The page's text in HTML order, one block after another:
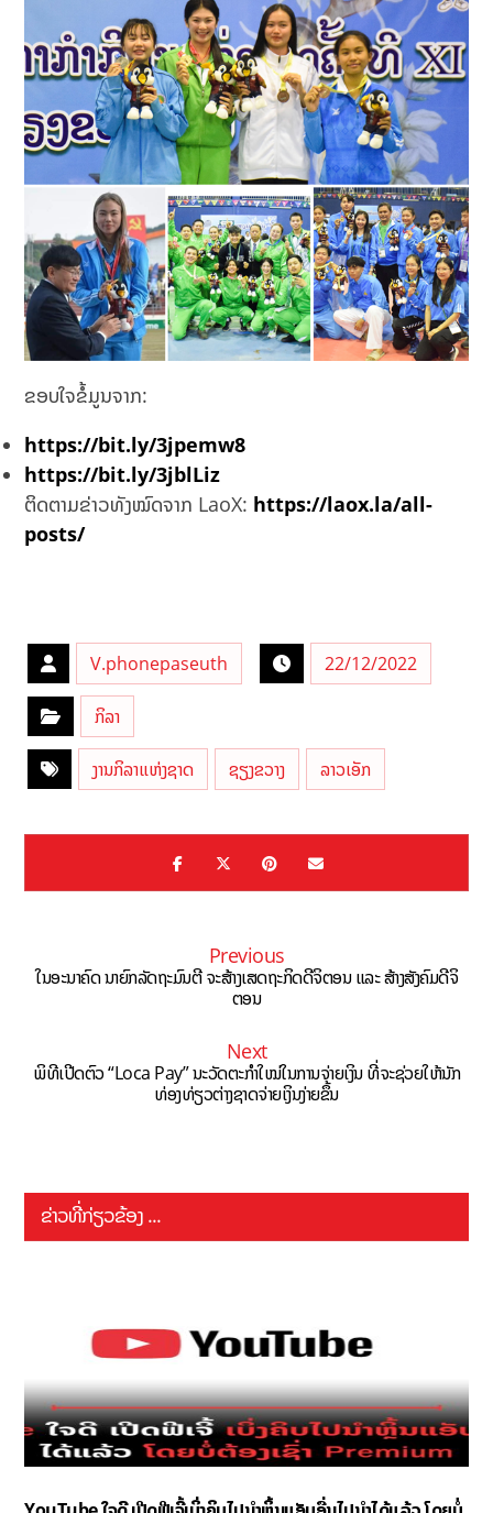
ຂອບໃຈຂໍ້ມູນຈາກ:
https://bit.ly/3jpemw8
https://bit.ly/3jblLiz
ຕິດຕາມຂ່າວທັງໝົດຈາກ LaoX: https://laox.la/all-
posts/
V.phonepaseuth 22/12/2022
ກິລາ
ງານກິລາແຫ່ງຊາດ ຊຽງຂວາງ ລາວເອັກ
Previous
ໃນອະນາຄົດ ນາຍົກລັດຖະມົນຕີ ຈະສ້າງເສດຖະກິດດີຈິຕອນ ແລະ ສ້າງສັງຄົມດີຈິ
ຕອນ
Next
ພິທີເປີດຕົວ “Loca Pay” ນະວັດຕະກຳໃໝ່ໃນການຈ່າຍເງິນ ທີ່ຈະຊ່ວຍໃຫ້ນັກ
ທ່ອງທ່ຽວຕ່າງຊາດຈ່າຍເງິນງ່າຍຂຶ້ນ
ຂ່າວທີ່ກ່ຽວຂ້ອງ ...